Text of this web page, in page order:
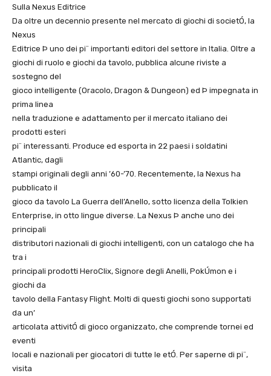
Sulla Nexus Editrice
Da oltre un decennio presente nel mercato di giochi di societÓ, la
Nexus
Editrice Þ uno dei pi¨ importanti editori del settore in Italia. Oltre a
giochi di ruolo e giochi da tavolo, pubblica alcune riviste a
sostegno del
gioco intelligente (Oracolo, Dragon & Dungeon) ed Þ impegnata in
prima linea
nella traduzione e adattamento per il mercato italiano dei
prodotti esteri
pi¨ interessanti. Produce ed esporta in 22 paesi i soldatini
Atlantic, dagli
stampi originali degli anni ’60-’70. Recentemente, la Nexus ha
pubblicato il
gioco da tavolo La Guerra dell’Anello, sotto licenza della Tolkien
Enterprise, in otto lingue diverse. La Nexus Þ anche uno dei
principali
distributori nazionali di giochi intelligenti, con un catalogo che ha
tra i
principali prodotti HeroClix, Signore degli Anelli, PokÚmon e i
giochi da
tavolo della Fantasy Flight. Molti di questi giochi sono supportati
da un’
articolata attivitÓ di gioco organizzato, che comprende tornei ed
eventi
locali e nazionali per giocatori di tutte le etÓ. Per saperne di pi¨,
visita